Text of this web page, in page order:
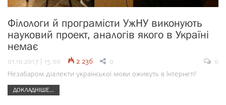
Філологи й програмісти УжНУ виконують
науковий проект, аналогів якого в Україні
немає
01.10.2017 | 15:00 2 236 0
0
Незабаром діалекти української мови оживуть в Інтернеті!
ДОКЛАДНІШЕ...